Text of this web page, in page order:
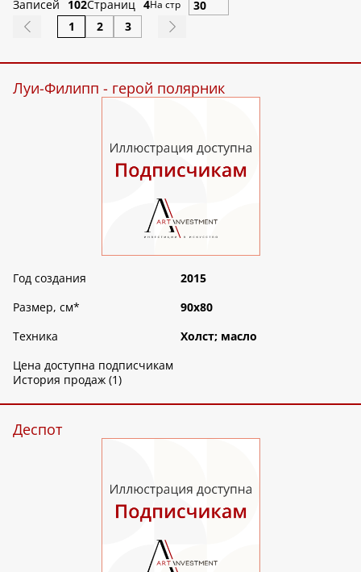
Записей 102Страниц 4На стр
1 2 3
Луи-Филипп - герой полярник
Год создания
2015
Размер, см*
90х80
Техника
Холст; масло
Цена доступна подписчикам
История продаж (1)
Деспот